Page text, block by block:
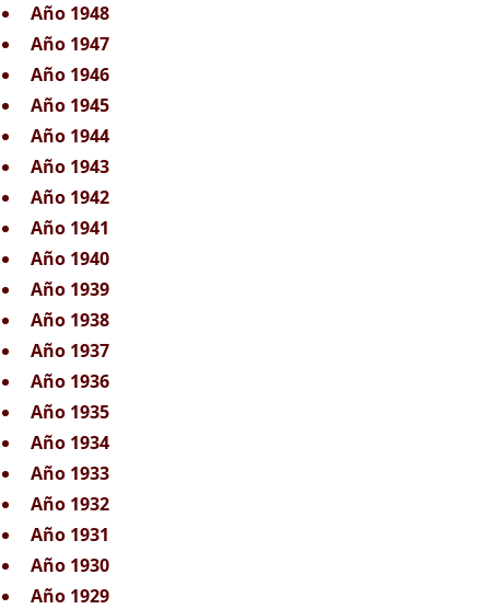
Año 1948
Año 1947
Año 1946
Año 1945
Año 1944
Año 1943
Año 1942
Año 1941
Año 1940
Año 1939
Año 1938
Año 1937
Año 1936
Año 1935
Año 1934
Año 1933
Año 1932
Año 1931
Año 1930
Año 1929